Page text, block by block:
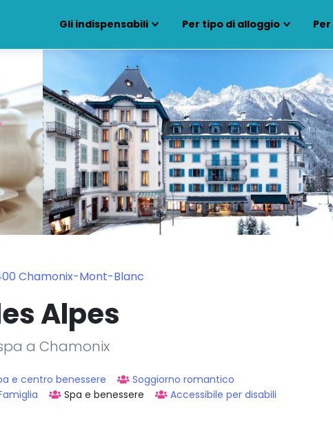
Gli indispensabili Per tipo di alloggio
Chamonix-Mont-Blanc
Alpes
a Chamonix
e centro benessere
Soggiorno romantico
Spa e benessere
Accessibile per disabili